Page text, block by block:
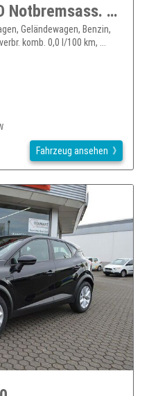
Mitsubishi ASX 2WD Notbremsass. Berganfahrass. Kollisionswarner e
Geländewagen, Benzin,
komb. 0,0 l/100 km, ...
Fahrzeug ansehen